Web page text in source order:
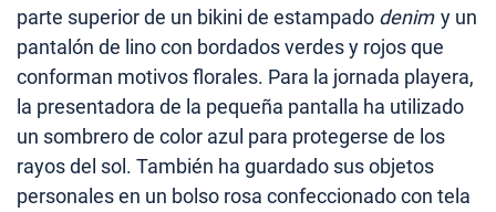
parte superior de un bikini de estampado denim y un
pantalón de lino con bordados verdes y rojos que
conforman motivos florales. Para la jornada playera,
la presentadora de la pequeña pantalla ha utilizado
un sombrero de color azul para protegerse de los
rayos del sol. También ha guardado sus objetos
personales en un bolso rosa confeccionado con tela